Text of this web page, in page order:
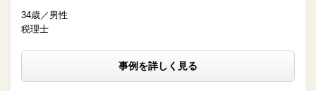
34歳／男性
税理士
事例を詳しく見る